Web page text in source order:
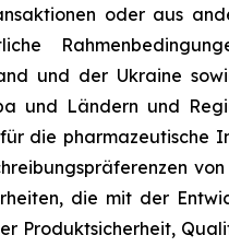
oder aus
und der Ukraine
und Ländern und
die pharmazeutische
die mit der
Produktsicherheit,